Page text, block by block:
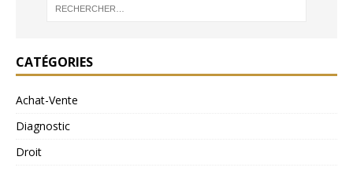
CATÉGORIES
Achat-Vente
Diagnostic
Droit